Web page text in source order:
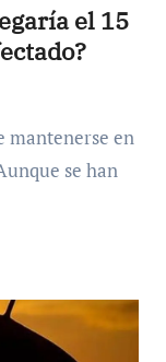
el 15
se han